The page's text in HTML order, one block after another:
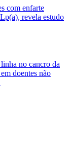
com enfarte
revela estudo
no cancro da
doentes não